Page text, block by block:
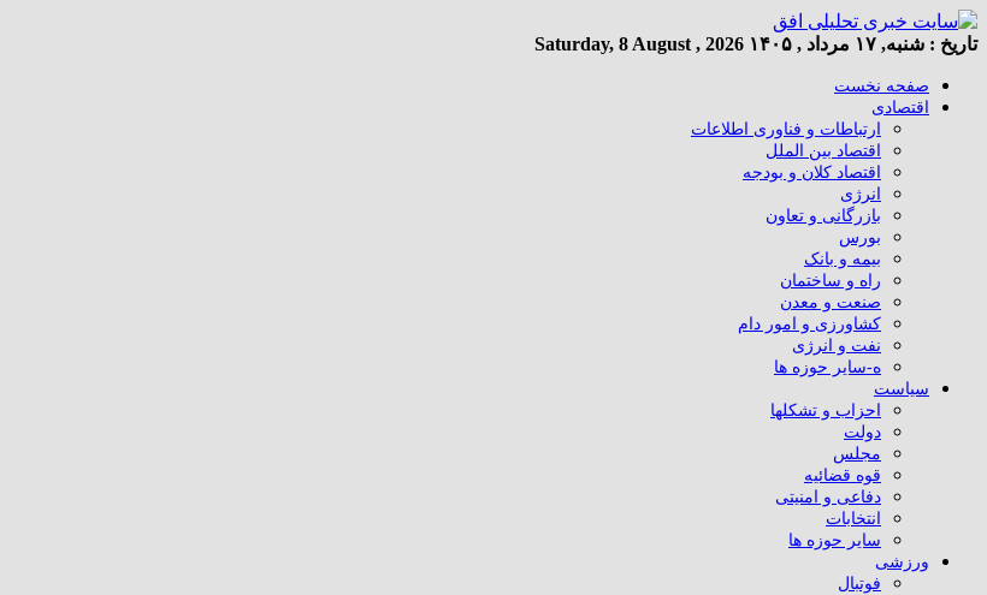
تاریخ : شنبه, ۱۷ مرداد , ۱۴۰۵ Saturday, 8 August , 2026
صفحه نخست
اقتصادی
ارتباطات و فناوری اطلاعات
اقتصاد بین الملل
اقتصاد کلان و بودجه
انرژی
بازرگانی و تعاون
بورس
بیمه و بانک
راه و ساختمان
صنعت و معدن
کشاورزی و امور دام
نفت و انرژی
ه-سایر حوزه ها
سیاست
احزاب و تشکلها
دولت
مجلس
قوه قضائیه
دفاعی و امنیتی
انتخابات
سایر حوزه ها
ورزشی
فوتبال